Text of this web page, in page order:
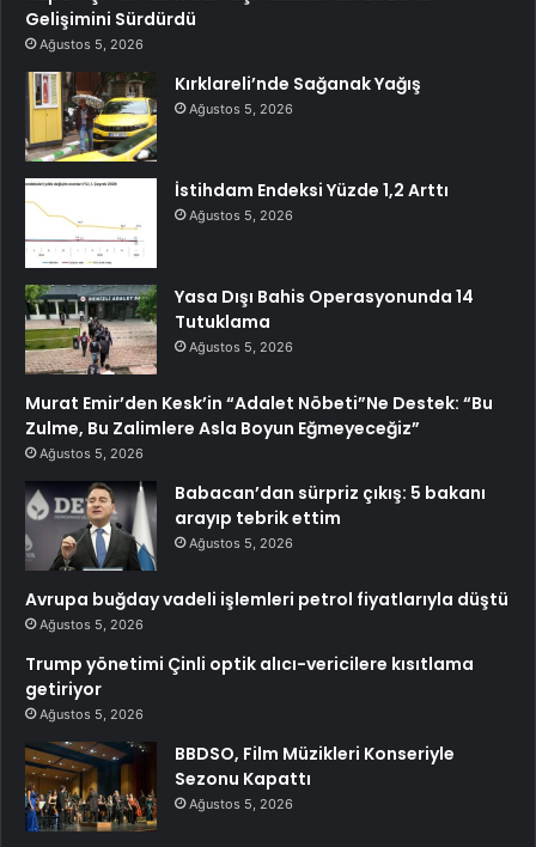
Gelişimini Sürdürdü
Ağustos 5, 2026
Kırklareli’nde Sağanak Yağış
Ağustos 5, 2026
İstihdam Endeksi Yüzde 1,2 Arttı
Ağustos 5, 2026
Yasa Dışı Bahis Operasyonunda 14
Tutuklama
Ağustos 5, 2026
Murat Emir’den Kesk’in “Adalet Nöbeti”Ne Destek: “Bu
Zulme, Bu Zalimlere Asla Boyun Eğmeyeceğiz”
Ağustos 5, 2026
Babacan’dan sürpriz çıkış: 5 bakanı
arayıp tebrik ettim
Ağustos 5, 2026
Avrupa buğday vadeli işlemleri petrol fiyatlarıyla düştü
Ağustos 5, 2026
Trump yönetimi Çinli optik alıcı-vericilere kısıtlama
getiriyor
Ağustos 5, 2026
BBDSO, Film Müzikleri Konseriyle
Sezonu Kapattı
Ağustos 5, 2026